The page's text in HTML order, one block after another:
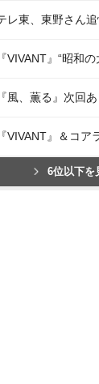
レ東、東野さん
『VIVANT』“昭和
『風、薫る』次回
『VIVANT』＆コア
6位以下を